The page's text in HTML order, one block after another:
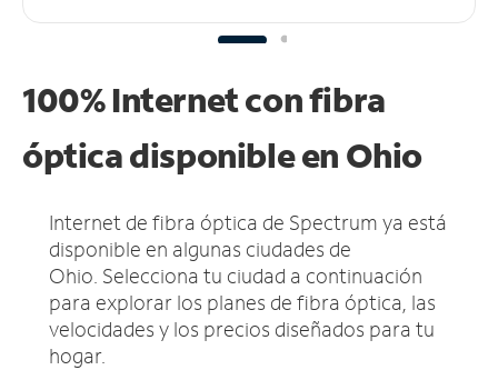
100% Internet con fibra
óptica disponible en Ohio
Internet de fibra óptica de Spectrum ya está
disponible en algunas ciudades de
Ohio. Selecciona tu ciudad a continuación
para explorar los planes de fibra óptica, las
velocidades y los precios diseñados para tu
hogar.